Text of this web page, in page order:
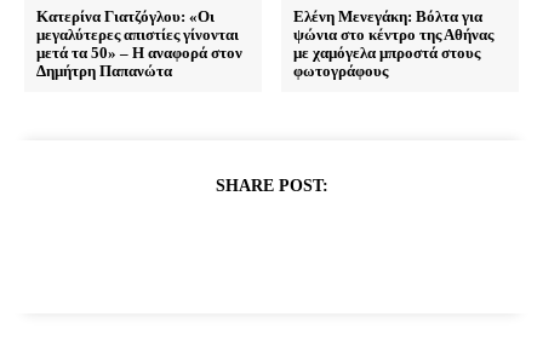
Κατερίνα Γιατζόγλου: «Οι
μεγαλύτερες απιστίες γίνονται
μετά τα 50» – Η αναφορά στον
Δημήτρη Παπανώτα
Ελένη Μενεγάκη: Βόλτα για
ψώνια στο κέντρο της Αθήνας
με χαμόγελα μπροστά στους
φωτογράφους
SHARE POST: